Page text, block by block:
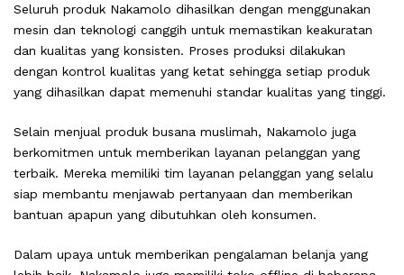
Seluruh produk Nakamolo dihasilkan dengan menggunakan
mesin dan teknologi canggih untuk memastikan keakuratan
dan kualitas yang konsisten. Proses produksi dilakukan
dengan kontrol kualitas yang ketat sehingga setiap produk
yang dihasilkan dapat memenuhi standar kualitas yang tinggi.
Selain menjual produk busana muslimah, Nakamolo juga
berkomitmen untuk memberikan layanan pelanggan yang
terbaik. Mereka memiliki tim layanan pelanggan yang selalu
siap membantu menjawab pertanyaan dan memberikan
bantuan apapun yang dibutuhkan oleh konsumen.
Dalam upaya untuk memberikan pengalaman belanja yang